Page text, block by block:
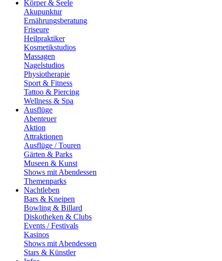
Körper & Seele
Akupunktur
Ernährungsberatung
Friseure
Heilpraktiker
Kosmetikstudios
Massagen
Nagelstudios
Physiotherapie
Sport & Fitness
Tattoo & Piercing
Wellness & Spa
Ausflüge
Abenteuer
Aktion
Attraktionen
Ausflüge / Touren
Gärten & Parks
Museen & Kunst
Shows mit Abendessen
Themenparks
Nachtleben
Bars & Kneipen
Bowling & Billard
Diskotheken & Clubs
Events / Festivals
Kasinos
Shows mit Abendessen
Stars & Künstler